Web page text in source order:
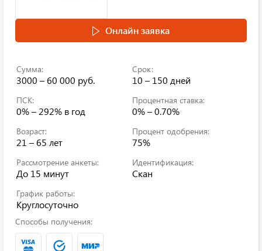
Онлайн заявка
Сумма:
3000 – 60 000 руб.
Срок:
10 – 150 дней
ПСК:
0% – 292% в год
Процентная ставка:
0% – 0.70%
Возраст:
21 – 65 лет
Процент одобрения:
75%
Рассмотрение анкеты:
До 15 минут
Идентификация:
Скан
График работы:
Круглосуточно
Способы получения: